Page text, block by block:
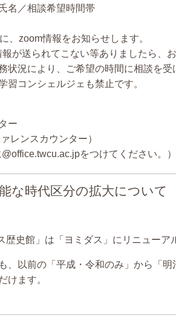
名／相談希望時間帯
、zoom情報をお知らせします。
報が送られてこない等ありましたら、
状況により、ご希望の時間に相談を受
習コンシェルジェも禁止です。
ー
レンスカウンター）
をつけてください。）
な時代区分の拡大について
史館」は「ヨミダス」にリニューア
、以前の「平成・令和のみ」から「
けます。